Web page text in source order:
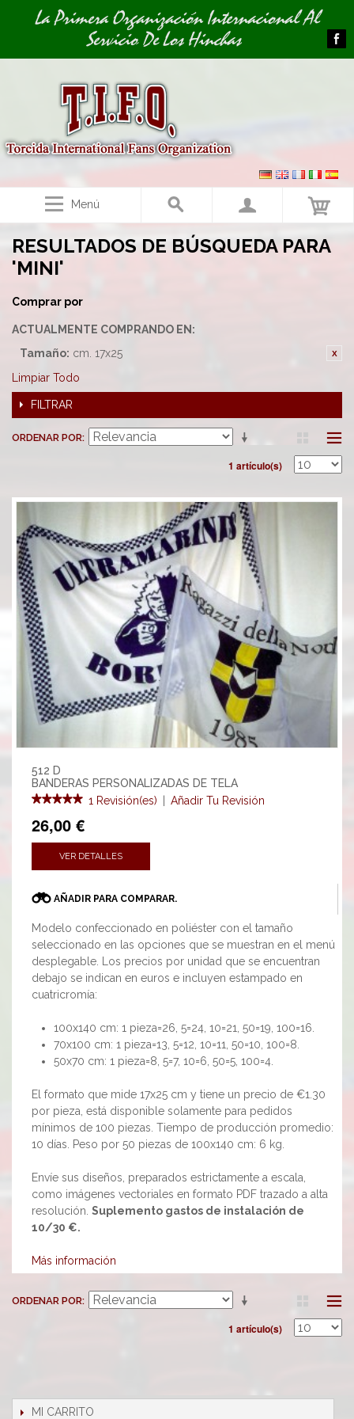
Image 01La Primera Organización Internacional Al
Servicio De Los Hinchas
Menú
RESULTADOS DE BÚSQUEDA PARA
'MINI'
Comprar por
ACTUALMENTE COMPRANDO EN:
Tamaño: cm. 17x25
Limpiar Todo
FILTRAR
ORDENAR POR
1 artículo(s)
512 D
BANDERAS PERSONALIZADAS DE TELA
1 Revisión(es)
Añadir Tu Revisión
26,00 €
VER DETALLES
AÑADIR PARA COMPARAR.
Modelo confeccionado en poliéster con el tamaño
seleccionado en las opciones que se muestran en el menú
desplegable. Los precios por unidad que se encuentran
debajo se indican en euros e incluyen estampado en
cuatricromía:
100x140 cm: 1 pieza=26, 5=24, 10=21, 50=19, 100=16.
70x100 cm: 1 pieza=13, 5=12, 10=11, 50=10, 100=8.
50x70 cm: 1 pieza=8, 5=7, 10=6, 50=5, 100=4.
El formato que mide 17x25 cm y tiene un precio de €1.30
por pieza, está disponible solamente para pedidos
mínimos de 100 piezas. Tiempo de producción promedio:
10 días. Peso por 50 piezas de 100x140 cm: 6 kg.
Envíe sus diseños, preparados estrictamente a escala,
como imágenes vectoriales en formato PDF trazado a alta
resolución. Suplemento gastos de instalación de
10/30 €.
Más información
ORDENAR POR
1 artículo(s)
MI CARRITO